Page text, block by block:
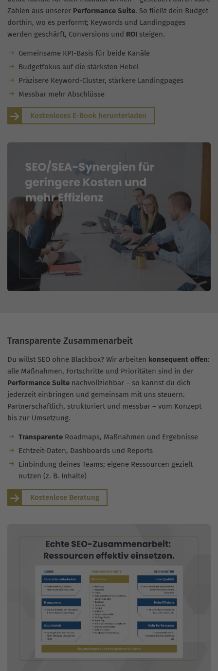
Zahlen aus unserer Performance Suite. So fließt dein Budget
dorthin, wo es performt; Keywords und Landingpages
werden geschärft, Conversions und ROI steigen.
Gemeinsame KPI-Basis für beide Kanäle
Budgetfokus auf die stärksten Hebel
Präzisere Keyword-Cluster, stärkere Landingpages
Messbar mehr Abschlüsse
Kostenloses E-Book herunterladen
Transparente Zusammenarbeit
Du willst SEO ohne Blackbox? Wir arbeiten konsequent offen:
alle Maßnahmen, Fortschritte und Prioritäten sind in der
Performance Suite nachvollziehbar – so kannst du dich
jederzeit einbringen und gemeinsam mit uns steuern.
Partnerschaftlich, strukturiert und messbar – vom Konzept
bis zur Umsetzung.
TransparenteRoadmaps, Maßnahmen und Ergebnisse
Echtzeit-Daten, Dashboards und Reports
Einbindung deines Teams; eigene Ressourcen gezielt
nutzen (z. B. Inhalte)
Kostenlose Beratung